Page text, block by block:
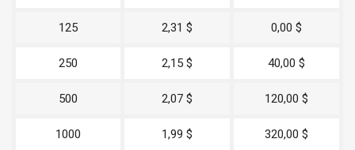
125 2,31 $ 0,00 $
250 2,15 $ 40,00 $
500 2,07 $ 120,00 $
1000 1,99 $ 320,00 $